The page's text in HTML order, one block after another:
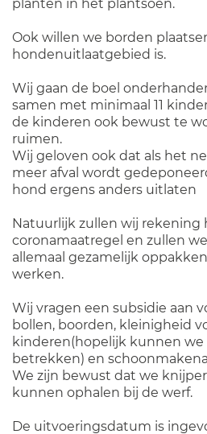
planten in het plantsoen.
Ook willen we borden
hondenuitlaatgebied is.
Wij gaan de boel
samen met minimaal 11
de kinderen ook bewust te
ruimen.
Wij geloven ook dat als het
meer afval wordt
hond ergens anders uitlaten
Natuurlijk zullen wij rekening
coronamaatregel en zullen
allemaal gezamelijk
werken.
Wij vragen een subsidie aan
bollen, boorden, kleinigheid
kinderen(hopelijk kunnen
betrekken) en
We zijn bewust dat we
kunnen ophalen bij de werf.
De uitvoeringsdatum is